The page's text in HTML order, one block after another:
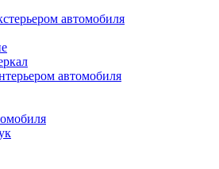
автомобиля
автомобиля